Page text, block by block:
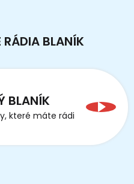
RÁDIA BLANÍK
BLANÍK
které máte rádi